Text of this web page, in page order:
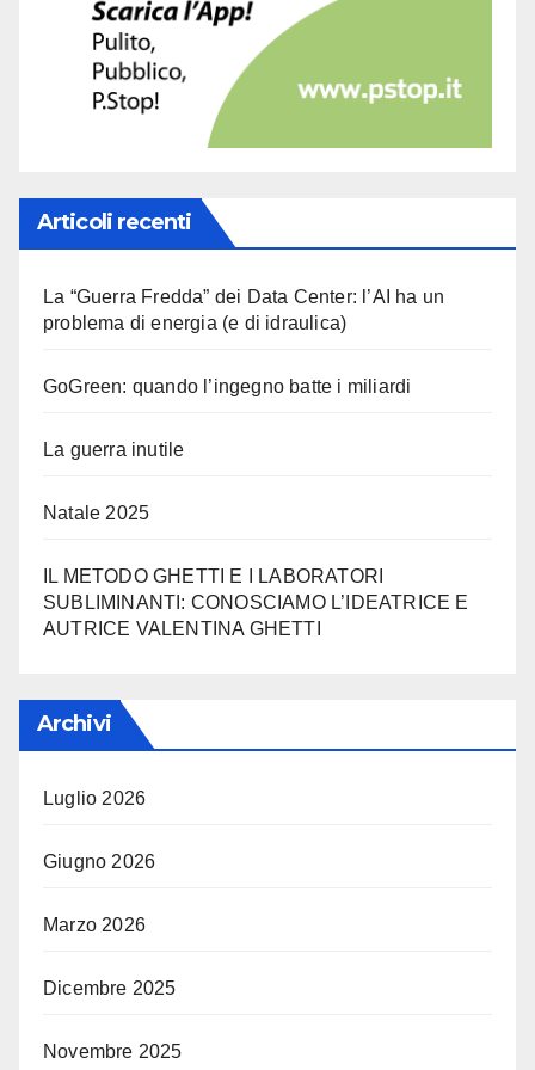
Articoli recenti
La “Guerra Fredda” dei Data Center: l’AI ha un
problema di energia (e di idraulica)
GoGreen: quando l’ingegno batte i miliardi
La guerra inutile
Natale 2025
IL METODO GHETTI E I LABORATORI
SUBLIMINANTI: CONOSCIAMO L’IDEATRICE E
AUTRICE VALENTINA GHETTI
Archivi
Luglio 2026
Giugno 2026
Marzo 2026
Dicembre 2025
Novembre 2025